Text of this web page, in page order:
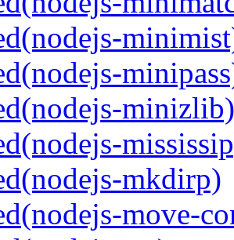
minizlib)
mkdirp)
move-